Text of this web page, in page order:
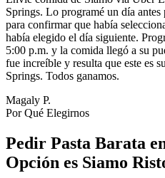
Springs. Lo programé un día
para confirmar que había
había elegido el día siguiente.
5:00 p.m. y la comida llegó a su
fue increíble y resulta que este es
Springs. Todos ganamos.
Magaly P.
Por Qué Elegirnos
Pedir Pasta Barata
Opción es Siamo